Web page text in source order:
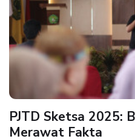
PJTD Sketsa 2025:
Merawat Fakta